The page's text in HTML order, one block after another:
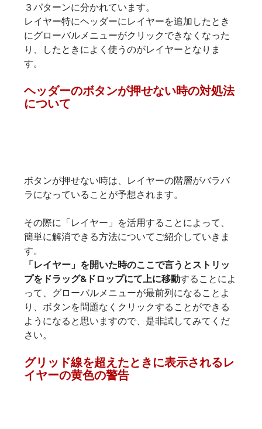
３パターンに分かれています。
レイヤー特にヘッダーにレイヤーを追加したとき
にグローバルメニューがクリックできなくなった
り、したときによく使うのがレイヤーとなりま
す。
ヘッダーのボタンが押せない時の対処法
について
ボタンが押せない時は、レイヤーの階層がバラバ
ラになっていることが予想されます。
その際に「レイヤー」を活用することによって、
簡単に解消できる方法についてご紹介していきま
す。
「レイヤー」を開いた時のここで言うとストリッ
プをドラッグ&ドロップにて上に移動することによ
って、グローバルメニューが最前列になることよ
り、ボタンを問題なくクリックすることができる
ようになると思いますので、是非試してみてくだ
さい。
グリッド線を超えたときに表示されるレ
イヤーの黄色の警告